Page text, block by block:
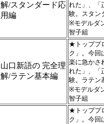
解/スタンダード応
用編
れた」、「
験。スタ
※モデルダ
智子組
山口新語の 完全理
解/ラテン基本編
★トッププ
ク」。今回
楽に急かさ
れた」、「
験。ラテ
※モデルダ
智子組
★トッププ
ク」。今回